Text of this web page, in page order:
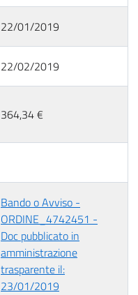
22/01/2019
22/02/2019
364,34 €
Bando o Avviso -
ORDINE_4742451 -
Doc pubblicato in
amministrazione
trasparente il:
23/01/2019